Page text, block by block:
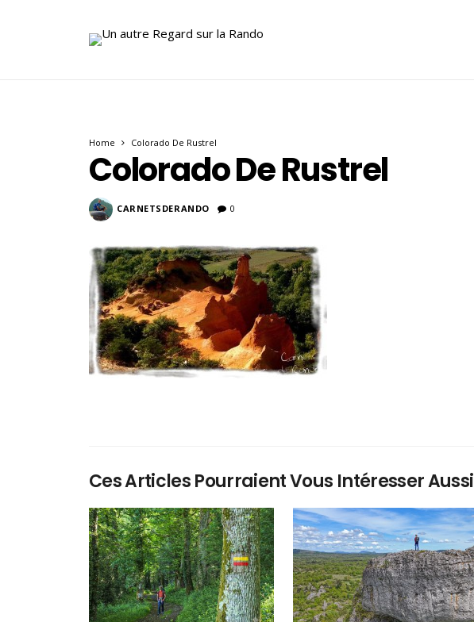
Home Colorado De Rustrel
Colorado De Rustrel
CARNETSDERANDO 0
Ces Articles Pourraient Vous Intéresser Aussi